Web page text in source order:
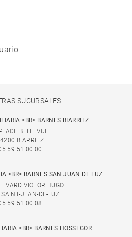
SUCURSALES
<BR> BARNES BIARRITZ
BELLEVUE
BIARRITZ
59 51 00 00
<BR> BARNES SAN JUAN DE LUZ
VICTOR HUGO
JEAN-DE-LUZ
59 51 00 08
<BR> BARNES HOSSEGOR